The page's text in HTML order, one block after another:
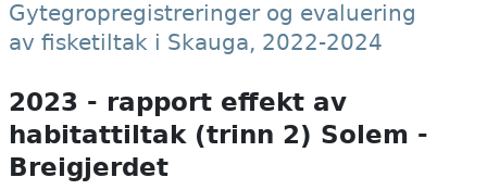
Gytegropregistreringer og evaluering
av fisketiltak i Skauga, 2022-2024
2023 - rapport effekt av
habitattiltak (trinn 2) Solem -
Breigjerdet